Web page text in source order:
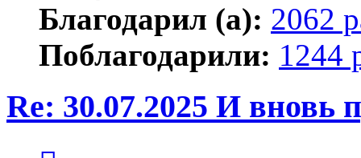
Благодарил (а): 2062
Поблагодарили: 1244
Re: 30.07.2025 И вновь